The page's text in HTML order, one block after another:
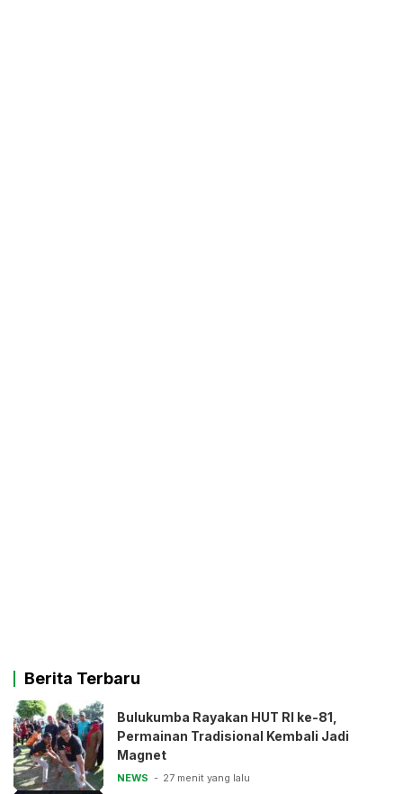
Berita Terbaru
Bulukumba Rayakan HUT RI ke-81,
Permainan Tradisional Kembali Jadi
Magnet
NEWS 27 menit yang lalu